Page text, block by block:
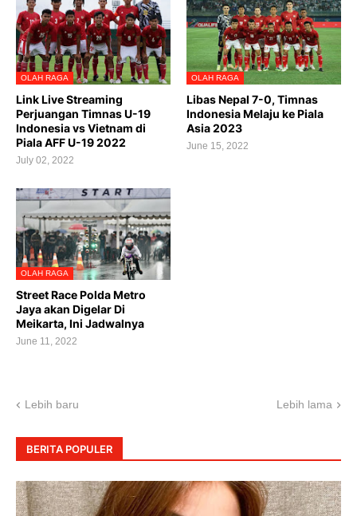
OLAH RAGA
Link Live Streaming
Perjuangan Timnas U-19
Indonesia vs Vietnam di
Piala AFF U-19 2022
July 02, 2022
OLAH RAGA
Libas Nepal 7-0, Timnas
Indonesia Melaju ke Piala
Asia 2023
June 15, 2022
OLAH RAGA
Street Race Polda Metro
Jaya akan Digelar Di
Meikarta, Ini Jadwalnya
June 11, 2022
Lebih baru Lebih lama
BERITA POPULER